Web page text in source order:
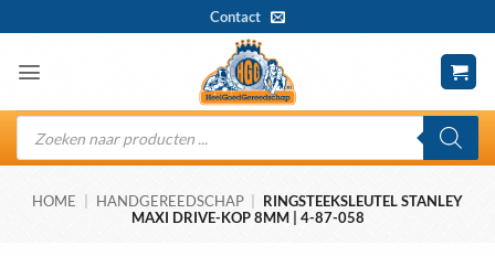
naar
inhoud
Contact
Producten
zoeken
HOME HANDGEREEDSCHAP
RINGSTEEKSLEUTEL STANLEY
MAXI DRIVE-KOP 8MM | 4-87-058